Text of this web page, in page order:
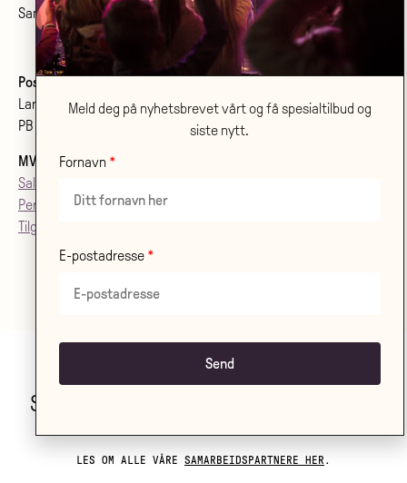
Sanden 2, 3264 Larvik
Postadresse:
Larvik kulturhus Bølgen KF
PB 2020, 3255 Larvik
MVA
: 992079142
Salgsvilkår
Personvern
Tilgjenglighetsærklæring
Stor takk til våre samarbeidspartnere!
LES OM ALLE VÅRE SAMARBEIDSPARTNERE HER .
Meld deg på nyhetsbrevet vårt og få spesialtilbud og
siste nytt.
Fornavn
E-postadresse